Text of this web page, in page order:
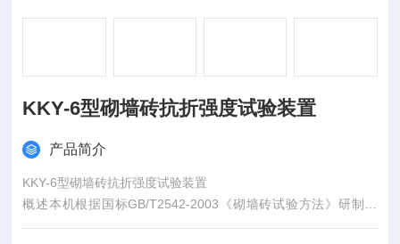
KKY-6型砌墙砖抗折强度试验装置
产品简介
KKY-6型砌墙砖抗折强度试验装置
概述本机根据国标GB/T2542-2003《砌墙砖试验方法》研制而
成，专门用于砌墙砖抗折试验，解决以往在抗压试验机上做抗折